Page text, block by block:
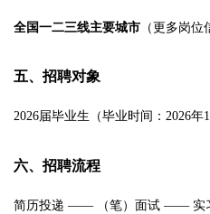
全国一二三线主要城市 （更多岗
五、招聘对象
2026届毕业生（毕业时间：2026年1
六、招聘流程
简历投递 —— （笔）面试 —— 实